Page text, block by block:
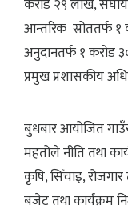
करोड २९ लाख,
आन्तरिक स्रोततर्फ
अनुदानतर्फ १ करोड
प्रमुख प्रशासकीय
बुधबार आयोजित
महतोले नीति तथा
कृषि, सिँचाइ, रोजगार
बजेट तथा कार्यक्रम